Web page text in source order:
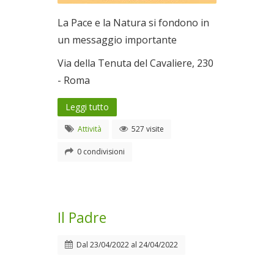
La Pace e la Natura si fondono in
un messaggio importante
Via della Tenuta del Cavaliere, 230
- Roma
Leggi tutto
Attività 527 visite
0 condivisioni
Il Padre
Dal 23/04/2022 al 24/04/2022